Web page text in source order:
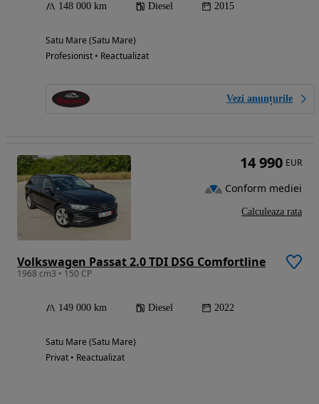
148 000 km Diesel 2015
Satu Mare (Satu Mare)
Profesionist • Reactualizat
Vezi anunțurile
Volkswagen Passat 2.0 TDI DSG Comfortline
1968 cm3 • 150 CP
149 000 km Diesel 2022
Satu Mare (Satu Mare)
Privat • Reactualizat
14 990 EUR
Conform mediei
Calculeaza rata